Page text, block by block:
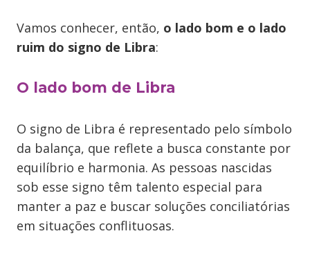
Vamos conhecer, então, o lado bom e o lado
ruim do signo de Libra:
O lado bom de Libra
O signo de Libra é representado pelo símbolo
da balança, que reflete a busca constante por
equilíbrio e harmonia. As pessoas nascidas
sob esse signo têm talento especial para
manter a paz e buscar soluções conciliatórias
em situações conflituosas.